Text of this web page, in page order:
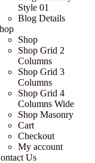
Style 01
Blog Details
Shop
Shop Grid 2
Columns
Shop Grid 3
Columns
Shop Grid 4
Columns Wide
Shop Masonry
Cart
Checkout
My account
Us